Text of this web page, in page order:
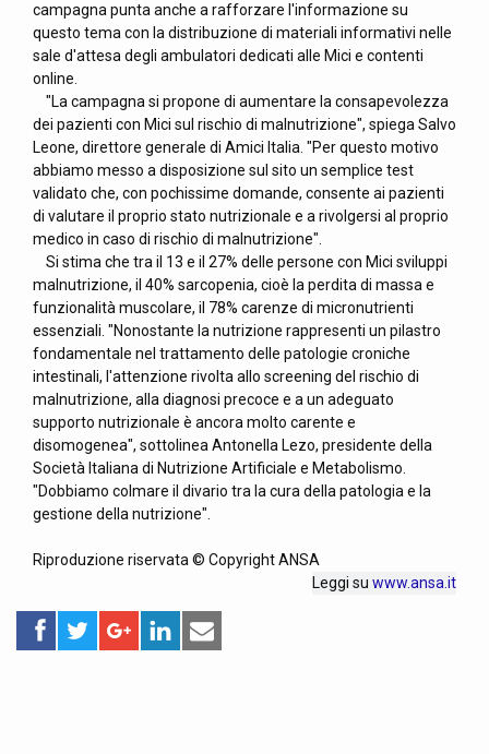
campagna punta anche a rafforzare l'informazione su
questo tema con la distribuzione di materiali informativi nelle
sale d'attesa degli ambulatori dedicati alle Mici e contenti
online.
"La campagna si propone di aumentare la consapevolezza
dei pazienti con Mici sul rischio di malnutrizione", spiega Salvo
Leone, direttore generale di Amici Italia. "Per questo motivo
abbiamo messo a disposizione sul sito un semplice test
validato che, con pochissime domande, consente ai pazienti
di valutare il proprio stato nutrizionale e a rivolgersi al proprio
medico in caso di rischio di malnutrizione".
Si stima che tra il 13 e il 27% delle persone con Mici sviluppi
malnutrizione, il 40% sarcopenia, cioè la perdita di massa e
funzionalità muscolare, il 78% carenze di micronutrienti
essenziali. "Nonostante la nutrizione rappresenti un pilastro
fondamentale nel trattamento delle patologie croniche
intestinali, l'attenzione rivolta allo screening del rischio di
malnutrizione, alla diagnosi precoce e a un adeguato
supporto nutrizionale è ancora molto carente e
disomogenea", sottolinea Antonella Lezo, presidente della
Società Italiana di Nutrizione Artificiale e Metabolismo.
"Dobbiamo colmare il divario tra la cura della patologia e la
gestione della nutrizione".
Riproduzione riservata © Copyright ANSA
Leggi su www.ansa.it